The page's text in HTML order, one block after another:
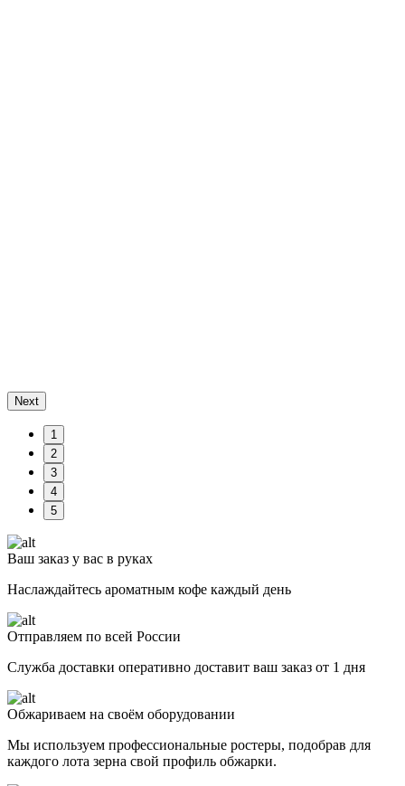
Next
1
2
3
4
5
Ваш заказ у вас в руках
Наслаждайтесь ароматным кофе каждый день
Отправляем по всей России
Служба доставки оперативно доставит ваш заказ от 1 дня
Обжариваем на своём оборудовании
Мы используем профессиональные ростеры, подобрав для
каждого лота зерна свой профиль обжарки.